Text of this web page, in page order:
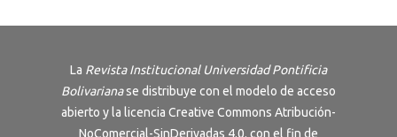
La Revista Institucional Universidad Pontificia
Bolivarianase distribuye con el modelo de acceso
abierto y la licencia Creative Commons Atribución-
NoComercial-SinDerivadas 4.0. con el fin de